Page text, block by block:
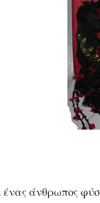
άνθρωπος